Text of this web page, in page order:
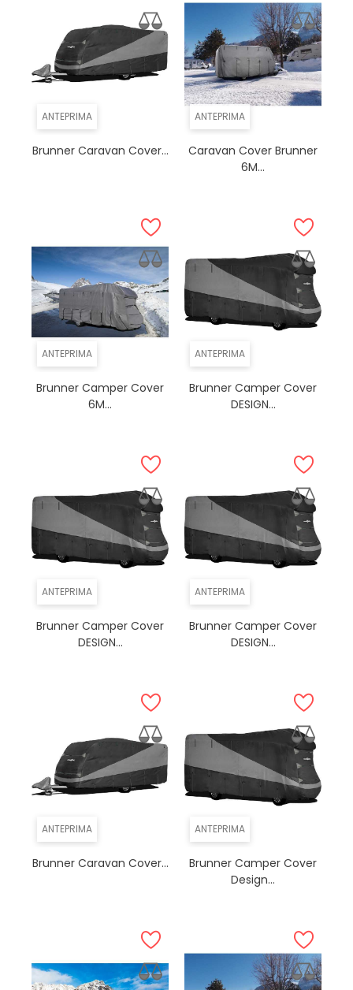
ANTEPRIMA
Brunner Caravan Cover...
ANTEPRIMA
Caravan Cover Brunner
6M...
ANTEPRIMA
Brunner Camper Cover
6M...
ANTEPRIMA
Brunner Camper Cover
DESIGN...
ANTEPRIMA
Brunner Camper Cover
DESIGN...
ANTEPRIMA
Brunner Camper Cover
DESIGN...
ANTEPRIMA
Brunner Caravan Cover...
ANTEPRIMA
Brunner Camper Cover
Design...